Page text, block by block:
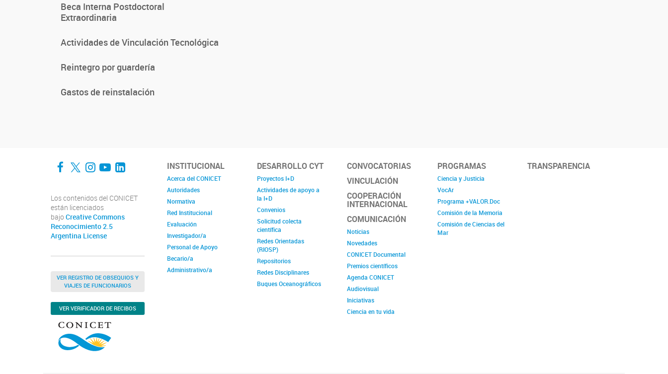
Beca Interna Postdoctoral
Extraordinaria
Actividades de Vinculación Tecnológica
Reintegro por guardería
Gastos de reinstalación
Facebook
Twitter
Instagram
YouTube
LinkedIn
Los contenidos del CONICET
están licenciados
bajo Creative Commons
Reconocimiento 2.5
Argentina License
VER REGISTRO DE OBSEQUIOS Y
VIAJES DE FUNCIONARIOS
VER VERIFICADOR DE RECIBOS
INSTITUCIONAL
Acerca del CONICET
Autoridades
Normativa
Red Institucional
Evaluación
Investigador/a
Personal de Apoyo
Becario/a
Administrativo/a
DESARROLLO CYT
Proyectos I+D
Actividades de apoyo a
la I+D
Convenios
Solicitud colecta
científica
Redes Orientadas
(RIOSP)
Repositorios
Redes Disciplinares
Buques Oceanográficos
CONVOCATORIAS
VINCULACIÓN
COOPERACIÓN
INTERNACIONAL
COMUNICACIÓN
Noticias
Novedades
CONICET Documental
Premios científicos
Agenda CONICET
Audiovisual
Iniciativas
Ciencia en tu vida
PROGRAMAS
Ciencia y Justicia
VocAr
Programa +VALOR.Doc
Comisión de la Memoria
Comisión de Ciencias del
Mar
TRANSPARENCIA